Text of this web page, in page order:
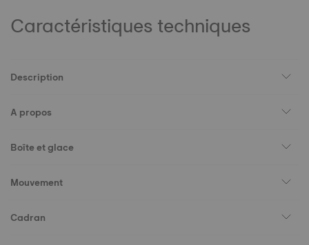
Caractéristiques techniques
Description
A propos
Boîte et glace
Mouvement
Cadran